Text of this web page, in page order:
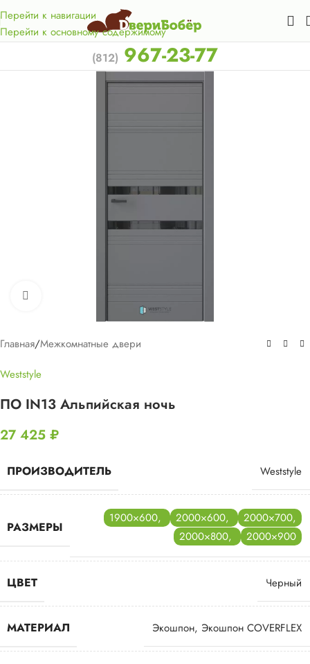
Перейти к навигации
Перейти к основному содержимому
км. от КАД.
(812) 967-23-77
Главная/Межкомнатные двери
Weststyle
ПО IN13 Альпийская ночь
27 425 ₽
ПРОИЗВОДИТЕЛЬ Weststyle
РАЗМЕРЫ
1900×600, 2000×600, 2000×700,
2000×800, 2000×900
ЦВЕТ Черный
МАТЕРИАЛ Экошпон, Экошпон COVERFLEX